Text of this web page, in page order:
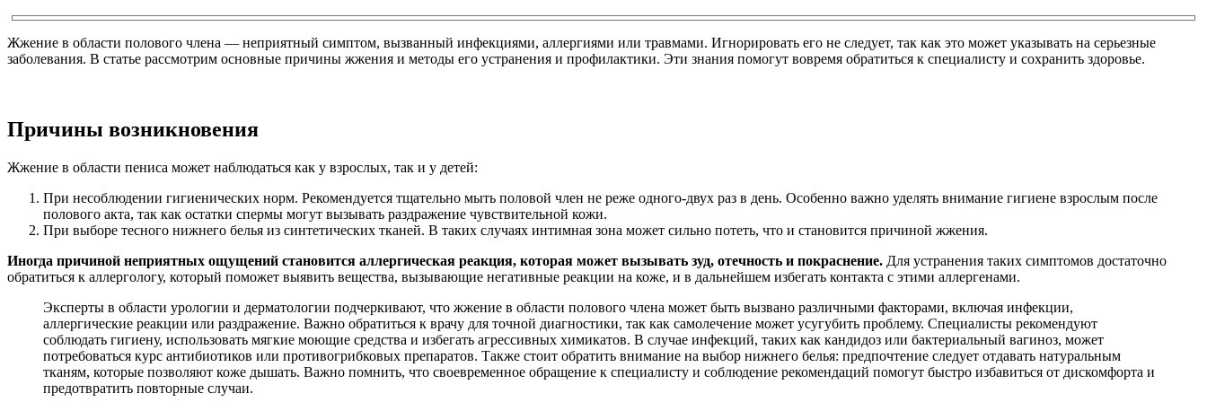
Жжение в области полового члена — неприятный симптом, вызванный инфекциями, аллергиями или травмами. Игнорировать его не следует, так как это может указывать на серьезные
заболевания. В статье рассмотрим основные причины жжения и методы его устранения и профилактики. Эти знания помогут вовремя обратиться к специалисту и сохранить здоровье.
Причины возникновения
Жжение в области пениса может наблюдаться как у взрослых, так и у детей:
При несоблюдении гигиенических норм. Рекомендуется тщательно мыть половой член не реже одного-двух раз в день. Особенно важно уделять внимание гигиене взрослым после
полового акта, так как остатки спермы могут вызывать раздражение чувствительной кожи.
При выборе тесного нижнего белья из синтетических тканей. В таких случаях интимная зона может сильно потеть, что и становится причиной жжения.
Иногда причиной неприятных ощущений становится аллергическая реакция, которая может вызывать зуд, отечность и покраснение. Для устранения таких симптомов достаточно
обратиться к аллергологу, который поможет выявить вещества, вызывающие негативные реакции на коже, и в дальнейшем избегать контакта с этими аллергенами.
Эксперты в области урологии и дерматологии подчеркивают, что жжение в области полового члена может быть вызвано различными факторами, включая инфекции,
аллергические реакции или раздражение. Важно обратиться к врачу для точной диагностики, так как самолечение может усугубить проблему. Специалисты рекомендуют
соблюдать гигиену, использовать мягкие моющие средства и избегать агрессивных химикатов. В случае инфекций, таких как кандидоз или бактериальный вагиноз, может
потребоваться курс антибиотиков или противогрибковых препаратов. Также стоит обратить внимание на выбор нижнего белья: предпочтение следует отдавать натуральным
тканям, которые позволяют коже дышать. Важно помнить, что своевременное обращение к специалисту и соблюдение рекомендаций помогут быстро избавиться от дискомфорта и
предотвратить повторные случаи.